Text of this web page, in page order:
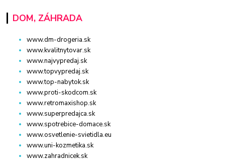
DOM, ZÁHRADA
www.dm-drogeria.sk
www.kvalitnytovar.sk
www.najvypredaj.sk
www.topvypredaj.sk
www.top-nabytok.sk
www.proti-skodcom.sk
www.retromaxishop.sk
www.superpredajca.sk
www.spotrebice-domace.sk
www.osvetlenie-svietidla.eu
www.uni-kozmetika.sk
www.zahradnicek.sk